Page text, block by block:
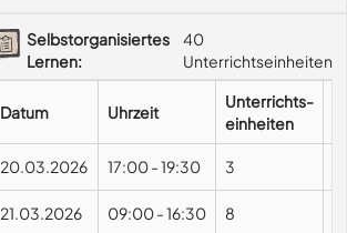
Selbstorganisiertes
Lernen:
40
Unterrichtseinheiten
Datum Uhrzeit
Unterrichts-
einheiten
20.03.2026 17:00-19:30 3
21.03.2026 09:00-16:30 8